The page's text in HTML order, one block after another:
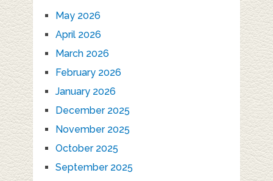
May 2026
April 2026
March 2026
February 2026
January 2026
December 2025
November 2025
October 2025
September 2025